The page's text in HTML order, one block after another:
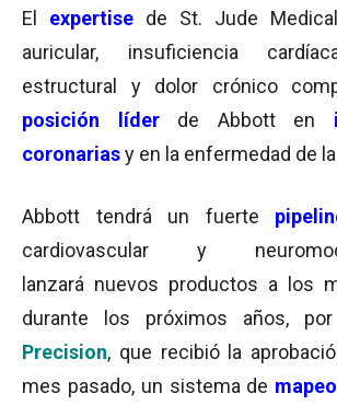
El expertise de St. Jude
auricular, insuficiencia
estructural y dolor crónico
posición líderde Abbott en
coronariasy en la enfermedad de
Abbott tendrá un fuerte
cardiovascular y
lanzará nuevos productos a los
durante los próximos años,
Precision, que recibió la
mes pasado, un sistema de